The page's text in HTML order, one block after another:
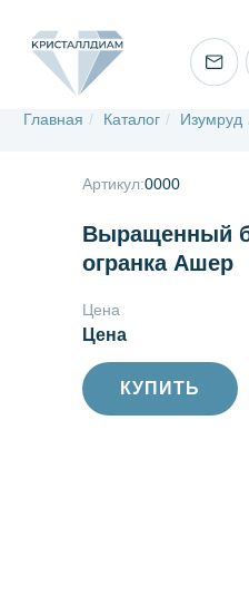
Главная / Каталог / Изумруд
Выращенный
огранка Ашер
Артикул:0000
Цена
Цена
КУПИТЬ